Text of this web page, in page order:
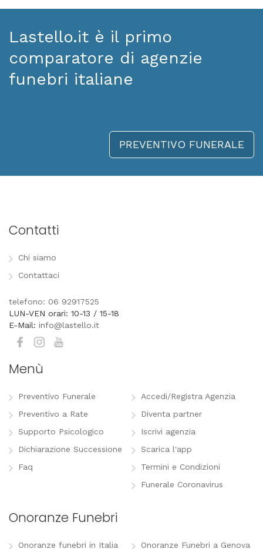
Lastello.it è il primo
comparatore di agenzie
funebri italiane
PREVENTIVO FUNERALE
Contatti
Chi siamo
Contattaci
telefono: 06 92917525
LUN-VEN orari: 10-13 / 15-18
E-Mail: info@lastello.it
Menù
Preventivo Funerale
Preventivo a Rate
Supporto Psicologico
Dichiarazione Successione
Faq
Accedi/Registra Agenzia
Diventa partner
Iscrivi agenzia
Scarica l'app
Termini e Condizioni
Funerale Coronavirus
Onoranze Funebri
Onoranze funebri in Italia Onoranze Funebri a Genova